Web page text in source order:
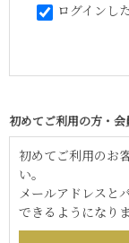
ログインし
初めてご利用の方・
初めてご利用のお
い。
メールアドレスと
できるようになりま